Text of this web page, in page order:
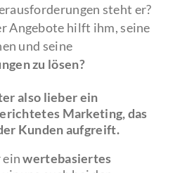
steht er?
Angebote hilft ihm, seine
und seine
zu lösen?
also lieber ein
Marketing, das
Kunden aufgreift.
wertebasiertes